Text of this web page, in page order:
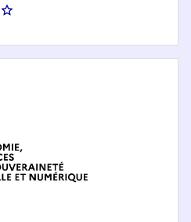
: SHFD(75)-Fonctionnaire de